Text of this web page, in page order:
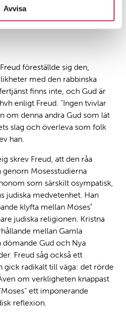
Avvisa
Religionerna slogs ihop, men
avgick Mosesʼ religion med
föreställde sig den,
med den rabbinska
finns inte, och Gud är
enligt Freud. ”Ingen tvivlar
om denna andra Gud som lät
slag och överleva som folk
han.
skrev Freud, att den råa
Mosesstudierna
som särskilt osympatisk,
judiska medvetenhet. Han
klyfta mellan Mosesʼ
judiska religionen. Kristna
mellan Gamla
dömande Gud och Nya
Freud såg också ett
gick radikalt till väga: det rörde
om verkligheten knappast
ett imponerande
reflexion.